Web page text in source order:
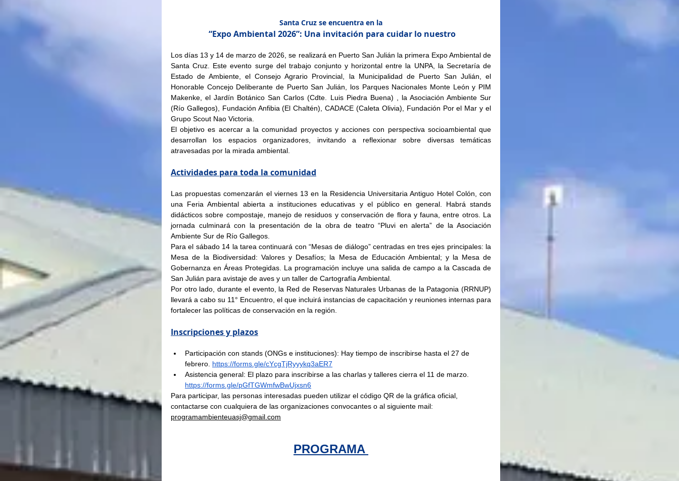
Santa Cruz se encuentra en la
“Expo Ambiental 2026”: Una invitación para cuidar lo nuestro
Los días 13 y 14 de marzo de 2026, se realizará en Puerto San Julián la primera Expo Ambiental de
Santa Cruz. Este evento surge del trabajo conjunto y horizontal entre la UNPA, la Secretaría de
Estado de Ambiente, el Consejo Agrario Provincial, la Municipalidad de Puerto San Julián, el
Honorable Concejo Deliberante de Puerto San Julián, los Parques Nacionales Monte León y PIM
Makenke, el Jardín Botánico San Carlos (Cdte. Luis Piedra Buena) , la Asociación Ambiente Sur
(Río Gallegos), Fundación Anfibia (El Chaltén), CADACE (Caleta Olivia), Fundación Por el Mar y el
Grupo Scout Nao Victoria.
El objetivo es acercar a la comunidad proyectos y acciones con perspectiva socioambiental que
desarrollan los espacios organizadores, invitando a reflexionar sobre diversas temáticas
atravesadas por la mirada ambiental.
Actividades para toda la comunidad
Las propuestas comenzarán el viernes 13 en la Residencia Universitaria Antiguo Hotel Colón, con
una Feria Ambiental abierta a instituciones educativas y el público en general. Habrá stands
didácticos sobre compostaje, manejo de residuos y conservación de flora y fauna, entre otros. La
jornada culminará con la presentación de la obra de teatro “Pluvi en alerta” de la Asociación
Ambiente Sur de Río Gallegos.
Para el sábado 14 la tarea continuará con “Mesas de diálogo” centradas en tres ejes principales: la
Mesa de la Biodiversidad: Valores y Desafíos; la Mesa de Educación Ambiental; y la Mesa de
Gobernanza en Áreas Protegidas. La programación incluye una salida de campo a la Cascada de
San Julián para avistaje de aves y un taller de Cartografía Ambiental.
Por otro lado, durante el evento, la Red de Reservas Naturales Urbanas de la Patagonia (RRNUP)
llevará a cabo su 11° Encuentro, el que incluirá instancias de capacitación y reuniones internas para
fortalecer las políticas de conservación en la región.
Inscripciones y plazos
Participación con stands (ONGs e instituciones): Hay tiempo de inscribirse hasta el 27 de
febrero. https://forms.gle/cYcgTjRyyykq3aER7
Asistencia general: El plazo para inscribirse a las charlas y talleres cierra el 11 de marzo.
https://forms.gle/pGfTGWmfwBwUjxsn6
Para participar, las personas interesadas pueden utilizar el código QR de la gráfica oficial,
contactarse con cualquiera de las organizaciones convocantes o al siguiente mail:
programambienteuasj@gmail.com
PROGRAMA